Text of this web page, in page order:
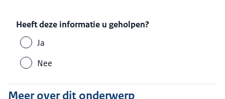
Heeft deze informatie u geholpen?
Ja
Nee
Meer over dit onderwerp